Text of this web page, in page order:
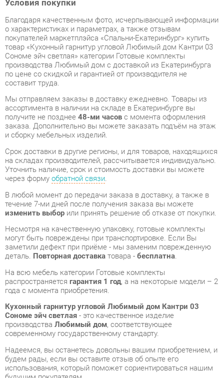
товар «Кухонный гарнитур угловой Любимый дом Кантри 03
Сономе эйч светлая» категории Готовые комплекты
производства Любимый дом с доставкой из Екатеринбурга
по цене со скидкой и гарантией от производителя не
составит труда.
Мы отправляем заказы в доставку ежедневно. Товары из
ассортимента в наличии на складе в Екатеринбурге вы
получите не позднее48-ми часовс момента оформления
заказа. Дополнительно вы можете заказать подъём на этаж
Срок доставки в другие регионы, и для товаров, находящихся
на складах производителей, рассчитывается индивидуально.
Уточнить наличие, срок и стоимость доставки вы можете
через формуобратной связи.
В любой момент до передачи заказа в доставку, а также в
течение 7-ми дней после получения заказа вы можете
изменить выборили принять решение об отказе от покупки.
Несмотря на качественную упаковку, готовые комплекты
могут быть повреждены при транспортировке. Если Вы
заметили дефект при приёме - мы заменим поврежденную
деталь.Повторная доставкатовара -бесплатна.
На всю мебель категории Готовые комплекты
распространяетсягарантия 1 год , а на некоторые модели – 2
года с момента приобретения.
Кухонный гарнитур угловой Любимый дом Кантри 03
Сономе эйч светлая
производстваЛюбимый дом, соответствующее
современному государственному стандарту.
будем рады, если вы оставите отзыв об опыте его
использования, который поможет сориентироваться нашим
будущим покупателям.
консультацию, фото и видеообзор продукции вы можете по
e-mail, телефону в Екатеринбурге и через мессенджеры
Telegram и WhatsApp.